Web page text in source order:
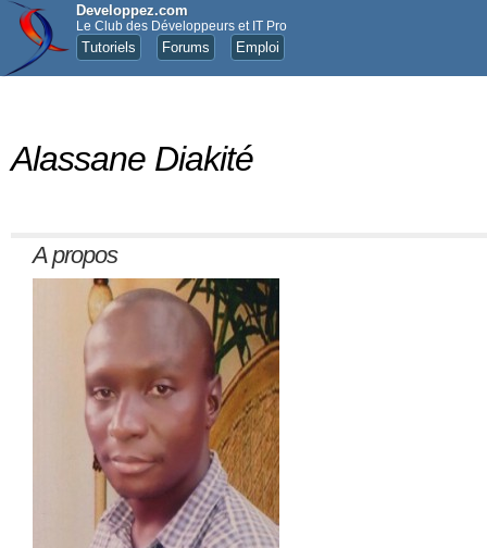
Developpez.com
Le Club des Développeurs et IT Pro
Tutoriels Forums Emploi
Alassane Diakité
A propos